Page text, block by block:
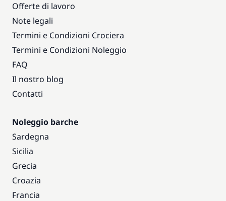
Offerte di lavoro
Note legali
Termini e Condizioni Crociera
Termini e Condizioni Noleggio
FAQ
Il nostro blog
Contatti
Noleggio barche
Sardegna
Sicilia
Grecia
Croazia
Francia